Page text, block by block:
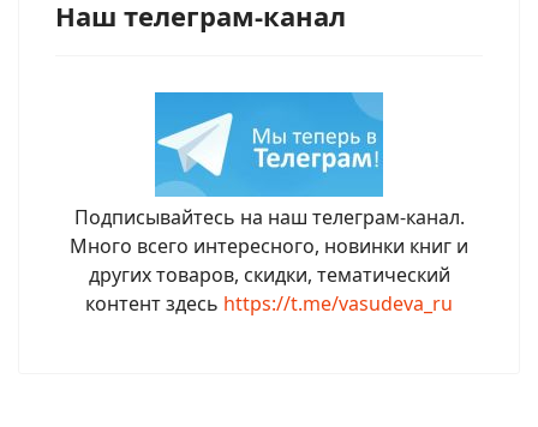
Наш телеграм-канал
Подписывайтесь на наш телеграм-канал.
Много всего интересного, новинки книг и
других товаров, скидки, тематический
контент здесь https://t.me/vasudeva_ru